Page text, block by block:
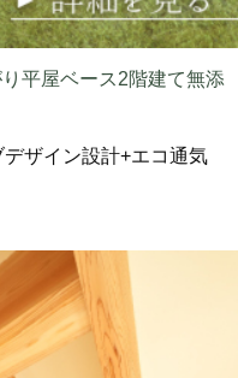
平屋ベース2階建て無添
ザイン設計+エコ通気